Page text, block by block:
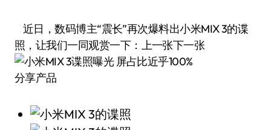
近日，数码博主“震长”再次爆料出小米MIX 3的谍
照，让我们一同观赏一下：上一张下一张
分享产品